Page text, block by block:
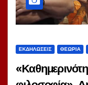
ΕΚΔΗΛΏΣΕΙΣ ΘΕΩΡΊΑ